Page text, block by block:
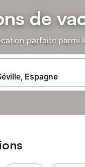
de
parfaite parmi